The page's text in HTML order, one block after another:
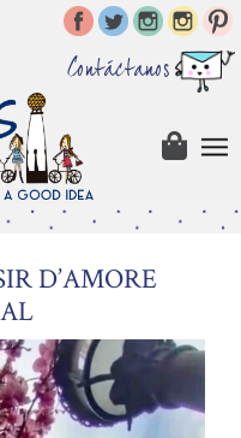
Contáctanos
D’AMORE